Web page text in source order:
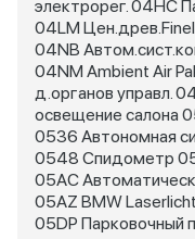
электрорег. 04HC
04LM
04NB
04NM Ambient Air
д.органов управл.
освещение салона
0536 Автономная
0548 Спидометр
05AC
05AZ BMW
05DP Парковочный